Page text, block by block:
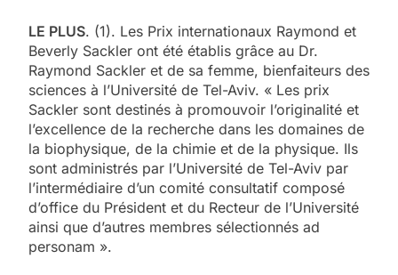
LE PLUS. (1). Les Prix internationaux Raymond et
Beverly Sackler ont été établis grâce au Dr.
Raymond Sackler et de sa femme, bienfaiteurs des
sciences à l’Université de Tel-Aviv. « Les prix
Sackler sont destinés à promouvoir l’originalité et
l’excellence de la recherche dans les domaines de
la biophysique, de la chimie et de la physique. Ils
sont administrés par l’Université de Tel-Aviv par
l’intermédiaire d’un comité consultatif composé
d’office du Président et du Recteur de l’Université
ainsi que d’autres membres sélectionnés ad
personam ».